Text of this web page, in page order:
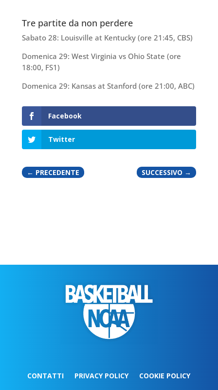
Tre partite da non perdere
Sabato 28: Louisville at Kentucky (ore 21:45, CBS)
Domenica 29: West Virginia vs Ohio State (ore
18:00, FS1)
Domenica 29: Kansas at Stanford (ore 21:00, ABC)
Facebook
Twitter
← PRECEDENTE SUCCESSIVO →
CONTATTI PRIVACY POLICY COOKIE POLICY